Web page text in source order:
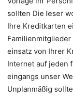
sollten Die leser
Ihre Kreditkarten
einsatz von Ihrer
Internet auf jeden
eingangs unser
Unplanmäßig